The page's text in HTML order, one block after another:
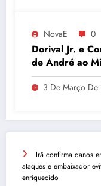
NovaE 0
Dorival Jr. e
de André ao
São Jorge
3 De Março
Irã confirma danos
ataques e embaixador
enriquecido